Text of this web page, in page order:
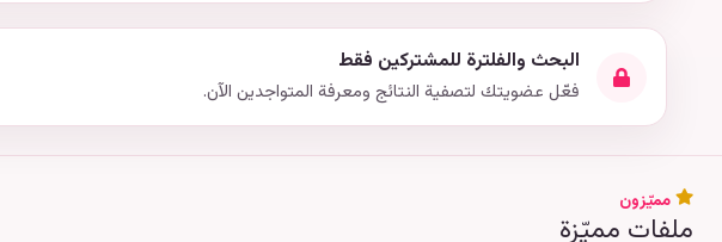
البحث والفلترة للمشتركين فقط
فعّل عضويتك لتصفية النتائج ومعرفة المتواجدين الآن.
مميّزون
ملفات مميّزة